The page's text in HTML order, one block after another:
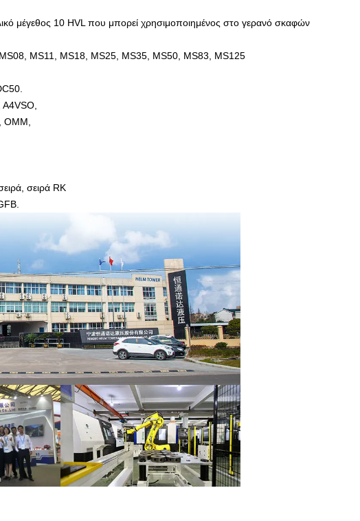
μέγεθος 10 HVL που μπορεί χρησιμοποιημένος στο γερανό σκαφών
MS11, MS18, MS25, MS35, MS50, MS83, MS125
σειρά RK